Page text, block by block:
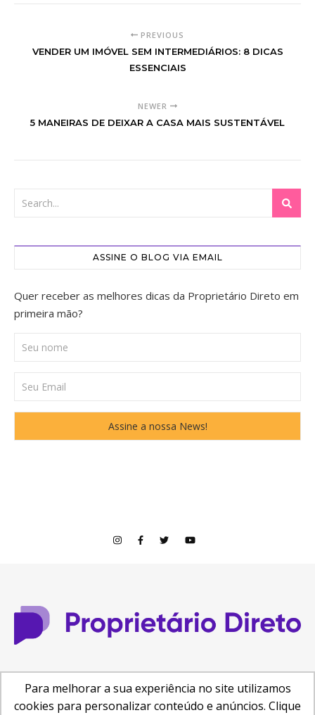
PREVIOUS
VENDER UM IMÓVEL SEM INTERMEDIÁRIOS: 8 DICAS
ESSENCIAIS
NEWER
5 MANEIRAS DE DEIXAR A CASA MAIS SUSTENTÁVEL
ASSINE O BLOG VIA EMAIL
Quer receber as melhores dicas da Proprietário Direto em
primeira mão?
Central de Ajuda Como anunciar Busca de Imóveis
Para melhorar a sua experiência no site utilizamos
cookies para personalizar conteúdo e anúncios. Clique